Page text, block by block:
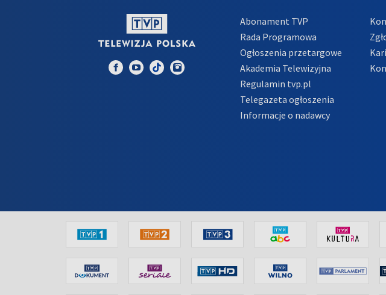
Abonament TVP
Rada Programowa
Ogłoszenia przetargowe
Akademia Telewizyjna
Regulamin tvp.pl
Telegazeta ogłoszenia
Informacje o nadawcy